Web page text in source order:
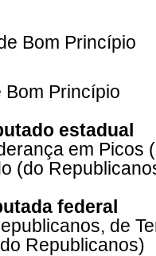
Bom Princípio
Bom Princípio
estadual
em Picos
(do
federal
de
Republicanos)